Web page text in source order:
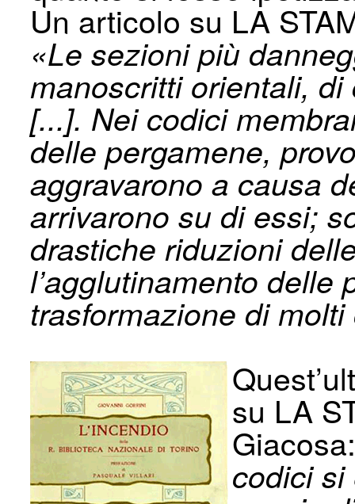
Un articolo su LA
«Le sezioni più
manoscritti orientali,
[...]. Nei codici
delle pergamene,
aggravarono a causa
arrivarono su di essi;
drastiche riduzioni
l’agglutinamento delle
trasformazione di
su LA
codici